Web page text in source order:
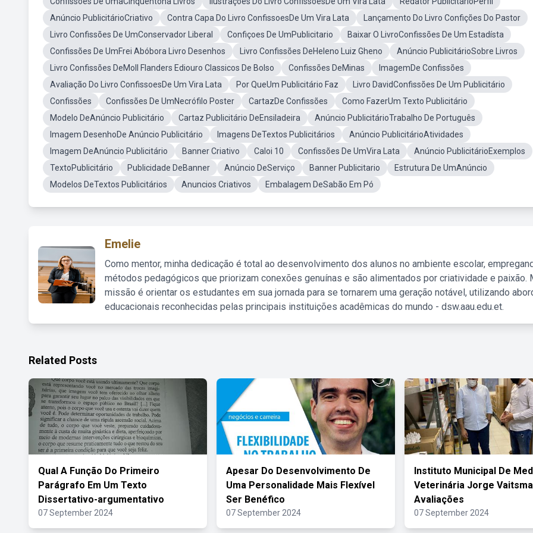
Anúncio PublicitárioCriativo
Contra Capa Do Livro ConfissoesDe Um Vira Lata
Lançamento Do Livro Confições Do Pastor
Livro Confissões De UmConservador Liberal
Confiçoes De UmPublicitario
Baixar O LivroConfissões De Um Estadísta
Confissões De UmFrei Abóbora Livro Desenhos
Livro Confissões DeHeleno Luiz Gheno
Anúncio PublicitárioSobre Livros
Livro Confissões DeMoll Flanders Ediouro Classicos De Bolso
Confissões DeMinas
ImagemDe Confissões
Avaliação Do Livro ConfissoesDe Um Vira Lata
Por QueUm Publicitário Faz
Livro DavidConfissões De Um Publicitário
Confissões
Confissões De UmNecrófilo Poster CartazDe Confissões
Como FazerUm Texto Publicitário
Modelo DeAnúncio Publicitário
Cartaz Publicitário DeEnsiladeira
Anúncio PublicitárioTrabalho De Português
Imagem DesenhoDe Anúncio Publicitário
Imagens DeTextos Publicitários
Anúncio PublicitárioAtividades
Imagem DeAnúncio Publicitário
Banner Criativo Caloi 10 Confissões De UmVira Lata
Anúncio PublicitárioExemplos
TextoPublicitário
Publicidade DeBanner Anúncio DeServiço Banner Publicitario
Estrutura De UmAnúncio
Modelos DeTextos Publicitários
Anuncios Criativos Embalagem DeSabão Em Pó
Emelie
Como mentor, minha dedicação é total ao desenvolvimento dos alunos no ambiente escolar,
métodos pedagógicos que priorizam conexões genuínas e são alimentados por criatividade e paixão.
missão é orientar os estudantes em sua jornada para se tornarem uma geração notável, utilizando
educacionais reconhecidas pelas principais instituições acadêmicas do mundo - dsw.aau.edu.et.
Related Posts
Qual A Função Do Primeiro
Parágrafo Em Um Texto
Dissertativo-argumentativo
07 September 2024
Apesar Do Desenvolvimento De
Uma Personalidade Mais Flexível
Ser Benéfico
07 September 2024
Instituto Municipal De
Veterinária Jorge
Avaliações
07 September 2024